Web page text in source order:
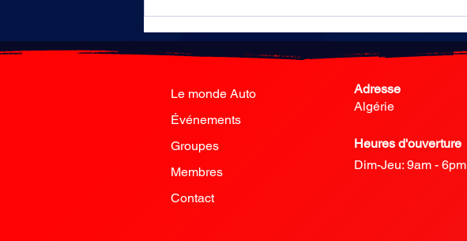
Chine : des panneaux
humains pour sensibiliser sur
les risques des accidents de la
Le monde Auto
Événements
Groupes
Membres
Contact
Adresse
Algérie
Heures d'ouverture
Dim-Jeu: 9am - 6pm